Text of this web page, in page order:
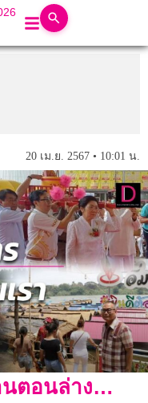
20 เม.ย. 2567 • 10:01 น.
นตอนล่าง…